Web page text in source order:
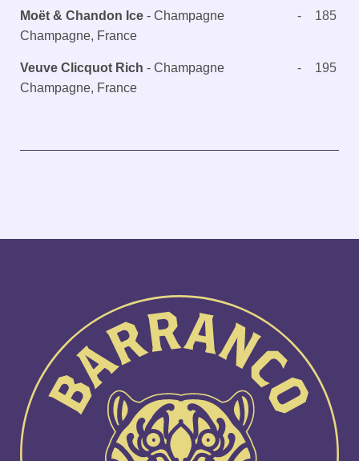
Moët & Chandon Ice - Champagne
Champagne, France
- 185
Veuve Clicquot Rich - Champagne
Champagne, France
- 195